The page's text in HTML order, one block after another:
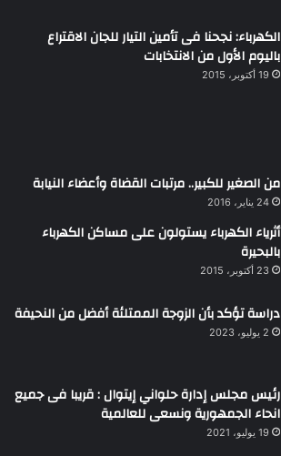
الكهرباء: نجحنا فى تأمين التيار للجان الاقتراع
باليوم الأول من الانتخابات
19 أكتوبر، 2015
من الصغير للكبير.. مرتبات القضاة وأعضاء النيابة
24 يناير، 2016
أثرياء الكهرباء يستولون على مساكن الكهرباء
بالبحيرة
23 أكتوبر، 2015
دراسة تؤكد بأن الزوجة الممتلئة أفضل من النحيفة
2 يوليو، 2023
رئيس مجلس إدارة حلواني إيتوال : قريبا فى جميع
انحاء الجمهورية ونسعى للعالمية
19 يوليو، 2021